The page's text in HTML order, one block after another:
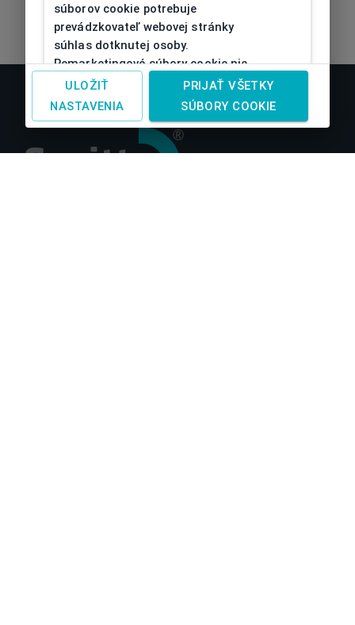
súborov cookie potrebuje
prevádzkovateľ webovej stránky
súhlas dotknutej osoby.
Remarketingové súbory cookie nie
je možné bez takéhoto súhlasu
používať
ULOŽIŤ
NASTAVENIA
PRIJAŤ VŠETKY
SÚBORY COOKIE